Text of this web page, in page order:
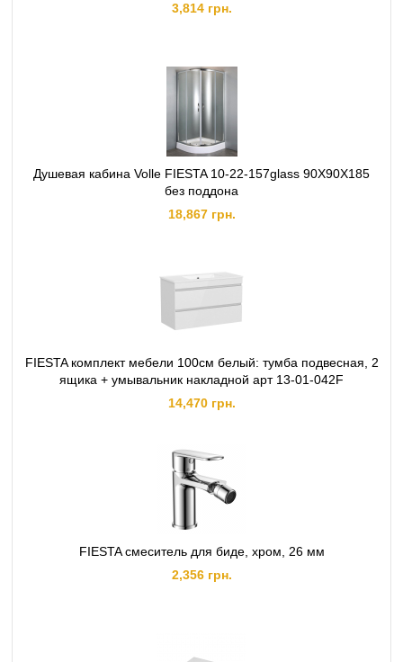
3,814 грн.
Душевая кабина Volle FIESTA 10-22-157glass 90X90X185
без поддона
18,867 грн.
FIESTA комплект мебели 100см белый: тумба подвесная, 2
ящика + умывальник накладной арт 13-01-042F
14,470 грн.
FIESTA смеситель для биде, хром, 26 мм
2,356 грн.